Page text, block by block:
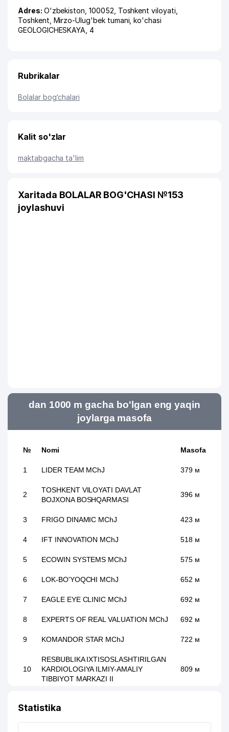
Adres: O'zbekiston, 100052, Toshkent viloyati
Toshkent Mirzo-Ulug'bek tumani ,ko'chasi
GEOLOGICHESKAYA , 4
Rubrikalar
Bolalar bog‘chalari
Kalit so'zlar
maktabgacha ta'lim
Xaritada BOLALAR BOG'CHASI №153
joylashuvi
dan 1000 m gacha bo'lgan eng yaqin
joylarga masofa
№ Nomi Masofa
1 LIDER TEAM MChJ 379 м
2
TOSHKENT VILOYATI DAVLAT
BOJXONA BOSHQARMASI
396 м
3 FRIGO DINAMIC MChJ 423 м
4 IFT INNOVATION MChJ 518 м
5 ECOWIN SYSTEMS MChJ 575 м
6 LOK-BO'YOQCHI MChJ 652 м
7 EAGLE EYE CLINIC MChJ 692 м
8 EXPERTS OF REAL VALUATION MChJ 692 м
9 KOMANDOR STAR MChJ 722 м
10
RESBUBLIKA IXTISOSLASHTIRILGAN
KARDIOLOGIYA ILMIY-AMALIY
TIBBIYOT MARKAZI II
809 м
11
TA'LIM MUASSASASI
Statistika